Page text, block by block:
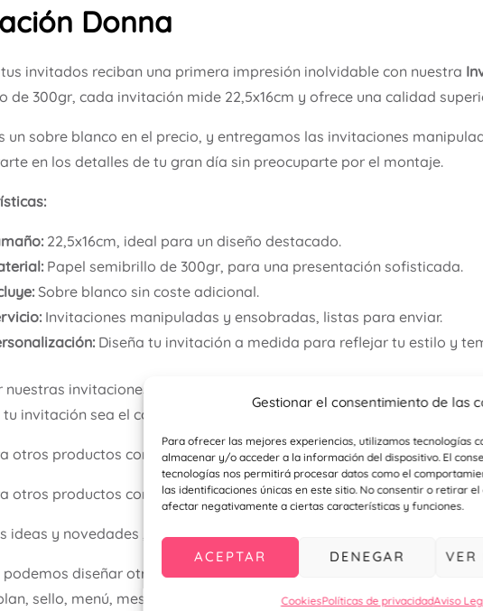
Gestionar el consentimiento de las
Para ofrecer las mejores experiencias, utilizamos tecnologías
almacenar y/o acceder a la información del dispositivo. El
tecnologías nos permitirá procesar datos como el
las identificaciones únicas en este sitio. No consentir o retirar
afectar negativamente a ciertas características y funciones.
ACEPTAR DENEGAR VER
CookiesPolíticas de privacidadAviso
Donna
invitados reciban una primera impresión inolvidable con nuestra
de 300gr, cada invitación mide 22,5x16cm y ofrece una calidad
un sobre blanco en el precio, y entregamos las invitaciones
en los detalles de tu gran día sin preocuparte por el montaje.
22,5x16cm, ideal para un diseño destacado.
Papel semibrillo de 300gr, para una presentación sofisticada.
Sobre blanco sin coste adicional.
Invitaciones manipuladas y ensobradas, listas para enviar.
Diseña tu invitación a medida para reflejar tu estilo y
nuestras invitaciones personalizadas para asegurar que cada
tu invitación sea el comienzo perfecto para una celebración inolvidable!
otros productos como detalle para bodas y comuniones haciendo
otros productos como detalle deportivo o empresarial haciendo
ideas y novedades , visita nuestroinstagram
podemos diseñar otros elementos de tu boda con el mismo estilo
sello, menú, meseros…)